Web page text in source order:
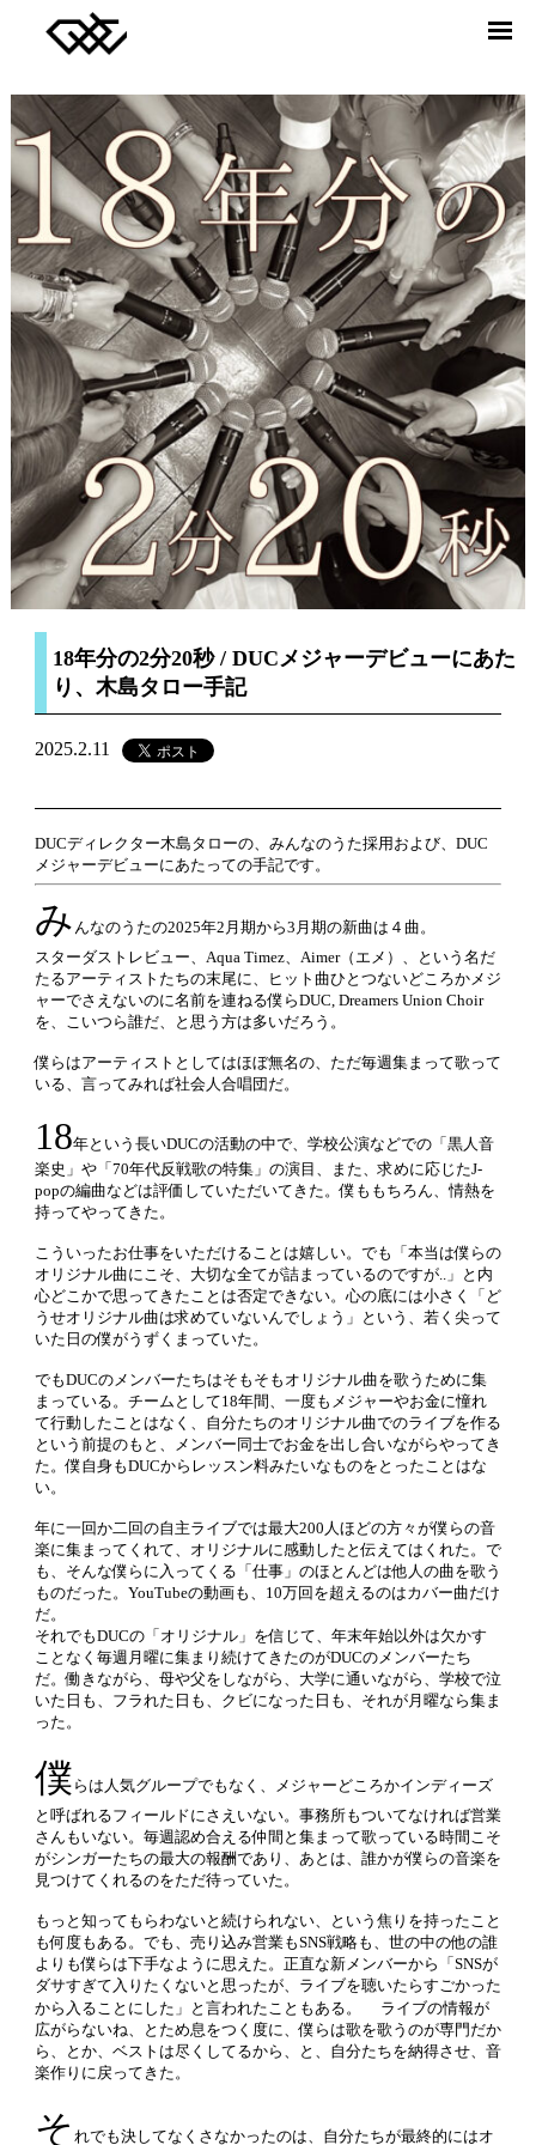
18年分の2分20秒 / DUCメジャーデビューにあた
り、木島タロー手記
2025.2.11
DUCディレクター木島タローの、みんなのうた採用および、DUC
メジャーデビューにあたっての手記です。
み んなのうたの2025年2月期から3月期の新曲は４曲。
スターダストレビュー、Aqua Timez、Aimer（エメ）、という名だ
たるアーティストたちの末尾に、ヒット曲ひとつないどころかメジ
ャーでさえないのに名前を連ねる僕らDUC, Dreamers Union Choir
を、こいつら誰だ、と思う方は多いだろう。
僕らはアーティストとしてはほぼ無名の、ただ毎週集まって歌って
いる、言ってみれば社会人合唱団だ。
18年という長いDUCの活動の中で、学校公演などでの「黒人音
楽史」や「70年代反戦歌の特集」の演目、また、求めに応じたJ-
popの編曲などは評価していただいてきた。僕ももちろん、情熱を
持ってやってきた。
こういったお仕事をいただけることは嬉しい。でも「本当は僕らの
オリジナル曲にこそ、大切な全てが詰まっているのですが..」と内
心どこかで思ってきたことは否定できない。心の底には小さく「ど
うせオリジナル曲は求めていないんでしょう」という、若く尖って
いた日の僕がうずくまっていた。
でもDUCのメンバーたちはそもそもオリジナル曲を歌うために集
まっている。チームとして18年間、一度もメジャーやお金に憧れ
て行動したことはなく、自分たちのオリジナル曲でのライブを作る
という前提のもと、メンバー同士でお金を出し合いながらやってき
た。僕自身もDUCからレッスン料みたいなものをとったことはな
い。
年に一回か二回の自主ライブでは最大200人ほどの方々が僕らの音
楽に集まってくれて、オリジナルに感動したと伝えてはくれた。で
も、そんな僕らに入ってくる「仕事」のほとんどは他人の曲を歌う
ものだった。YouTubeの動画も、10万回を超えるのはカバー曲だけ
だ。
それでもDUCの「オリジナル」を信じて、年末年始以外は欠かす
ことなく毎週月曜に集まり続けてきたのがDUCのメンバーたち
だ。働きながら、母や父をしながら、大学に通いながら、学校で泣
いた日も、フラれた日も、クビになった日も、それが月曜なら集ま
った。
僕 らは人気グループでもなく、メジャーどころかインディーズ
と呼ばれるフィールドにさえいない。事務所もついてなければ営業
さんもいない。毎週認め合える仲間と集まって歌っている時間こそ
がシンガーたちの最大の報酬であり、あとは、誰かが僕らの音楽を
見つけてくれるのをただ待っていた。
もっと知ってもらわないと続けられない、という焦りを持ったこと
も何度もある。でも、売り込み営業もSNS戦略も、世の中の他の誰
よりも僕らは下手なように思えた。正直な新メンバーから「SNSが
ダサすぎて入りたくないと思ったが、ライブを聴いたらすごかった
から入ることにした」と言われたこともある。 ライブの情報が
広がらないね、とため息をつく度に、僕らは歌を歌うのが専門だか
ら、とか、ベストは尽くしてるから、と、自分たちを納得させ、音
楽作りに戻ってきた。
そ れでも決してなくさなかったのは、自分たちが最終的にはオ
MEMBER
RELEASE
VIDEO
NEWS
CONTACT
Twitter
facebook
Instagram
YouTube
SONG JOURNEY